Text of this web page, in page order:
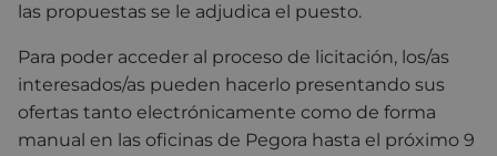
las propuestas se le adjudica el puesto.
Para poder acceder al proceso de licitación, los/as
interesados/as pueden hacerlo presentando sus
ofertas tanto electrónicamente como de forma
manual en las oficinas de Pegora hasta el próximo 9